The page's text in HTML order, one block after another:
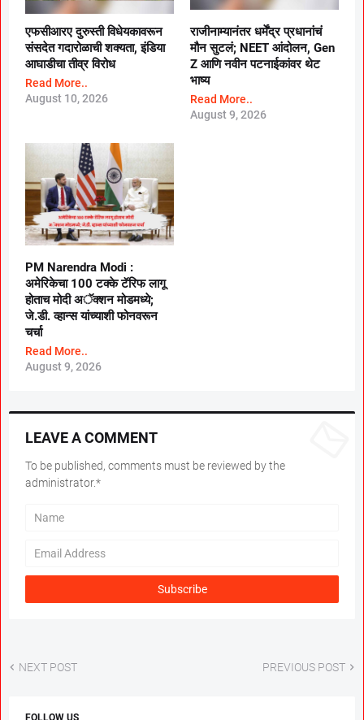
एफसीआरए दुरुस्ती विधेयकावरून
संसदेत गदारोळाची शक्यता, इंडिया
आघाडीचा तीव्र विरोध
Read More..
August 10, 2026
राजीनाम्यानंतर धर्मेंद्र प्रधानांचं
मौन सुटलं; NEET आंदोलन, Gen
Z आणि नवीन पटनाईकांवर थेट
भाष्य
Read More..
August 9, 2026
PM Narendra Modi :
अमेरिकेचा 100 टक्के टॅरिफ लागू
होताच मोदी अॅक्शन मोडमध्ये;
जे.डी. व्हान्स यांच्याशी फोनवरून
चर्चा
Read More..
August 9, 2026
LEAVE A COMMENT
To be published, comments must be reviewed by the
administrator.*
NEXT POST PREVIOUS POST
FOLLOW US